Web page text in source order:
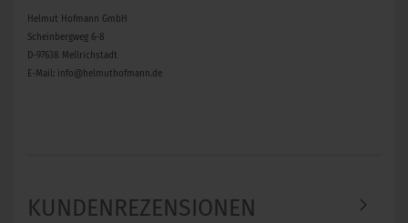
Helmut Hofmann GmbH
Scheinbergweg 6-8
D-97638 Mellrichstadt
E-Mail: info@helmuthofmann.de
KUNDENREZENSIONEN